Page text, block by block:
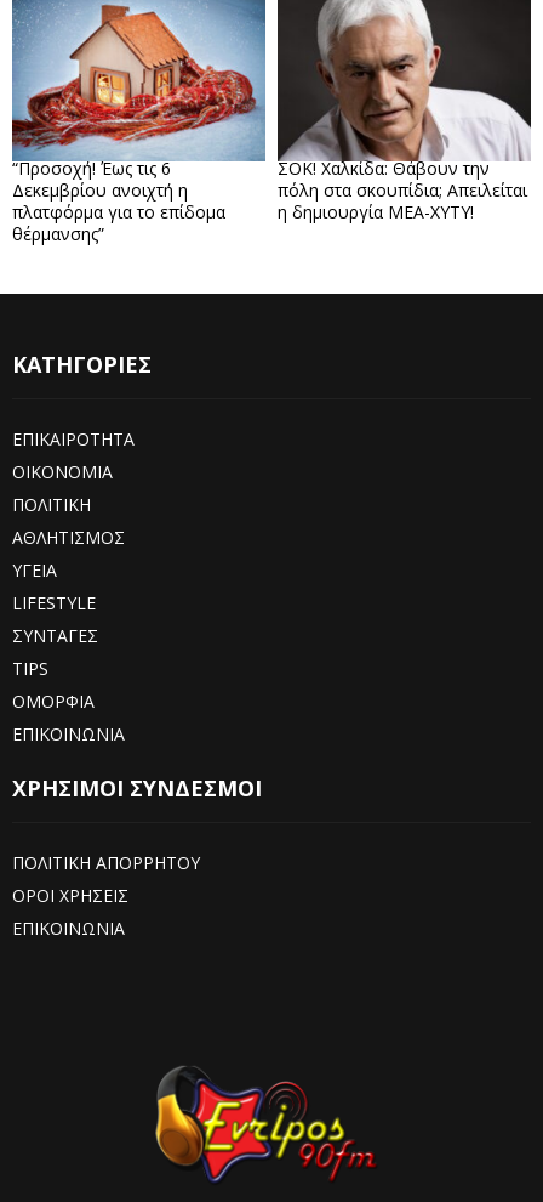
“Προσοχή! Έως τις 6
Δεκεμβρίου ανοιχτή η
πλατφόρμα για το επίδομα
θέρμανσης”
ΣΟΚ! Χαλκίδα: Θάβουν την
πόλη στα σκουπίδια; Απειλείται
η δημιουργία ΜΕΑ-ΧΥΤΥ!
ΚΑΤΗΓΟΡΙΕΣ
ΕΠΙΚΑΙΡΟΤΗΤΑ
ΟΙΚΟΝΟΜΙΑ
ΠΟΛΙΤΙΚΗ
ΑΘΛΗΤΙΣΜΟΣ
ΥΓΕΙΑ
LIFESTYLE
ΣΥΝΤΑΓΕΣ
TIPS
ΟΜΟΡΦΙΑ
ΕΠΙΚΟΙΝΩΝΙΑ
ΧΡΗΣΙΜΟΙ ΣΥΝΔΕΣΜΟΙ
ΠΟΛΙΤΙΚΗ ΑΠΟΡΡΗΤΟΥ
ΟΡΟΙ ΧΡΗΣΕΙΣ
ΕΠΙΚΟΙΝΩΝΙΑ